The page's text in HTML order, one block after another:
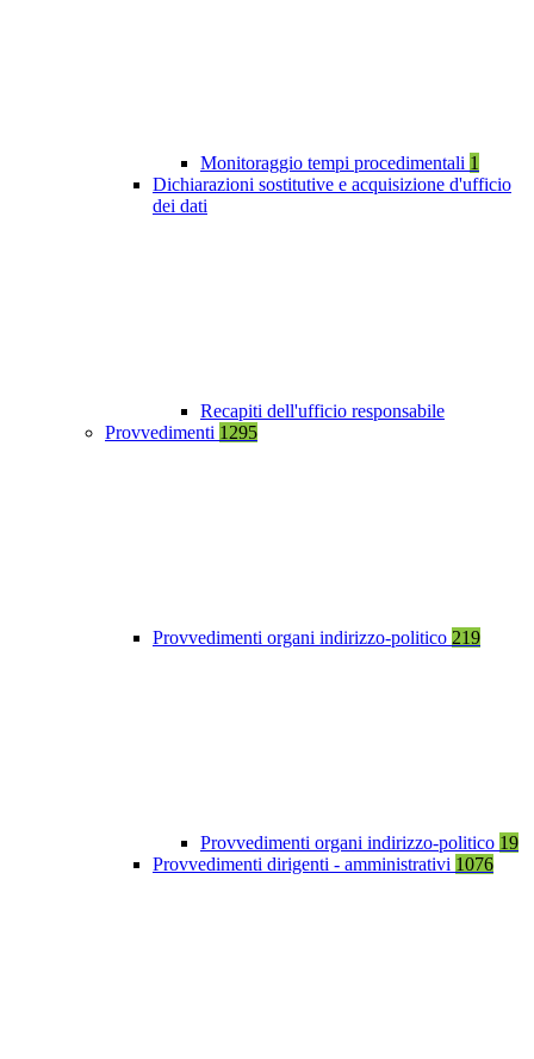
Monitoraggio tempi procedimentali 1
Dichiarazioni sostitutive e acquisizione d'ufficio
dei dati
Recapiti dell'ufficio responsabile
Provvedimenti 1295
Provvedimenti organi indirizzo-politico 219
Provvedimenti organi indirizzo-politico 19
Provvedimenti dirigenti - amministrativi 1076